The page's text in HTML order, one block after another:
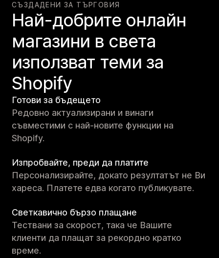
СЪЗДАДЕНИ ЗА ТЪРГОВИЯ
Най-добрите онлайн
магазини в света
използват теми за
Shopify
Готови за бъдещето
Редовно актуализирани и винаги
съвместими с най-новите функции на
Shopify.
Изпробвайте, преди да платите
Персонализирайте, докато резултатът не Ви
хареса. Платете едва когато публикувате.
Светкавично бързо плащане
Тествани за скорост, така че Вашите
клиенти да плащат за рекордно кратко
време.